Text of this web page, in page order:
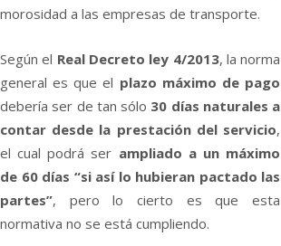
morosidad a las empresas de transporte.
Según el Real Decreto ley 4/2013, la norma
general es que el plazo máximo de pago
deberí­a ser de tan sólo 30 dí­as naturales a
contar desde la prestación del servicio,
el cual podrá ser ampliado a un máximo
de 60 dí­as “si así­ lo hubieran pactado las
partes”, pero lo cierto es que esta
normativa no se está cumpliendo.